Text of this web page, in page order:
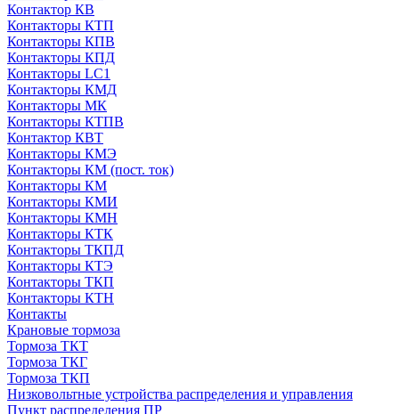
Контактор КВ
Контакторы КТП
Контакторы КПВ
Контакторы КПД
Контакторы LC1
Контакторы КМД
Контакторы МК
Контакторы КТПВ
Контактор КВТ
Контакторы КМЭ
Контакторы КМ (пост. ток)
Контакторы КМ
Контакторы КМИ
Контакторы КМН
Контакторы КТК
Контакторы ТКПД
Контакторы КТЭ
Контакторы ТКП
Контакторы КТН
Контакты
Крановые тормоза
Тормоза ТКТ
Тормоза ТКГ
Тормоза ТКП
Низковольтные устройства распределения и управления
Пункт распределения ПР